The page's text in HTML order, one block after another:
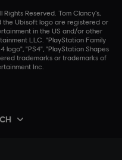
Reserved. Tom Clancy’s,
the Ubisoft logo are registered or
in the US and/or other
LLC. "PlayStation Family
logo", "PS4", "PlayStation Shapes
trademarks or trademarks of
Inc.